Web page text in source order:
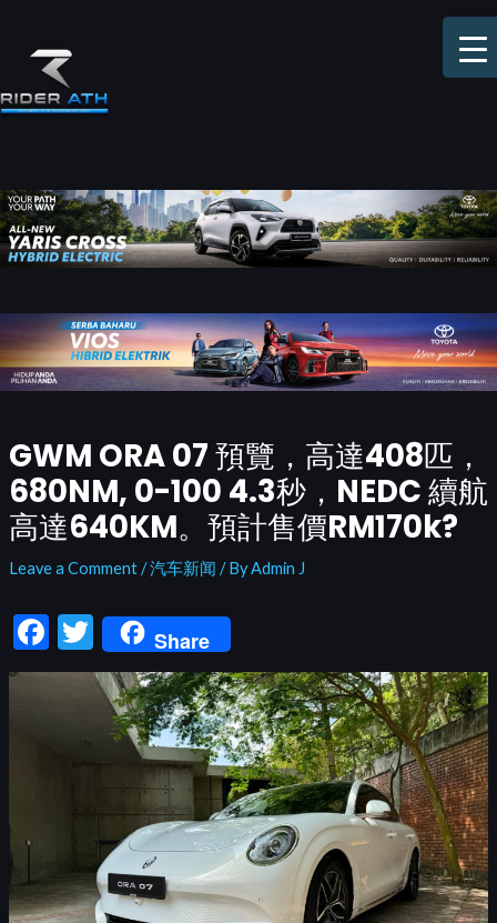
GWM ORA 07 預覽，高達408匹，
680NM, 0-100 4.3秒，NEDC 續航
高達640KM。預計售價RM170k?
Leave a Comment/汽车新闻 / ByAdmin J
F
ac
b
T
w
itt
er
Share
navigation